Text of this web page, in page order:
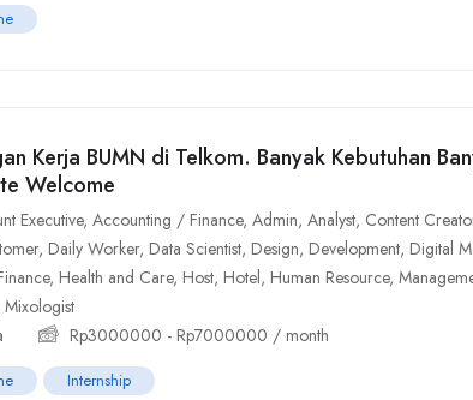
Kerja BUMN di Telkom. Banyak Kebutuhan
Welcome
Executive, Accounting / Finance, Admin, Analyst, Content
, Daily Worker, Data Scientist, Design, Development, Digital
, Health and Care, Host, Hotel, Human Resource,
Mixologist
Rp3000000 - Rp7000000 / month
Internship